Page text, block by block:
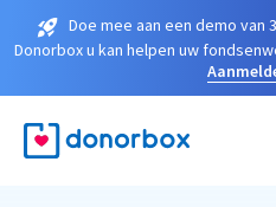
Doe mee aan een demo van
Donorbox u kan helpen uw